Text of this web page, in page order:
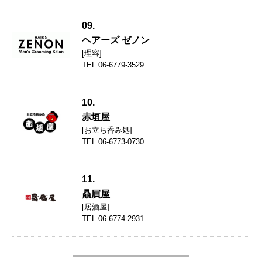
09.
ヘアーズ ゼノン
[理容]
TEL 06-6779-3529
10.
赤垣屋
[お立ち呑み処]
TEL 06-6773-0730
11.
贔屓屋
[居酒屋]
TEL 06-6774-2931